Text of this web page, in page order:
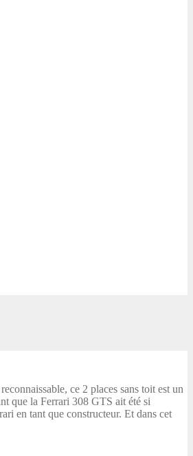
ce 2 places sans toit est un
que la Ferrari 308 GTS ait été si
en tant que constructeur. Et dans cet